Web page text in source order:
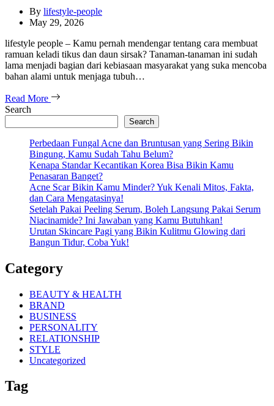
By lifestyle-people
May 29, 2026
lifestyle people – Kamu pernah mendengar tentang cara membuat
ramuan keladi tikus dan daun sirsak? Tanaman-tanaman ini sudah
lama menjadi bagian dari kebiasaan masyarakat yang suka mencoba
bahan alami untuk menjaga tubuh…
Read More
Search
Search
Perbedaan Fungal Acne dan Bruntusan yang Sering Bikin
Bingung, Kamu Sudah Tahu Belum?
Kenapa Standar Kecantikan Korea Bisa Bikin Kamu
Penasaran Banget?
Acne Scar Bikin Kamu Minder? Yuk Kenali Mitos, Fakta,
dan Cara Mengatasinya!
Setelah Pakai Peeling Serum, Boleh Langsung Pakai Serum
Niacinamide? Ini Jawaban yang Kamu Butuhkan!
Urutan Skincare Pagi yang Bikin Kulitmu Glowing dari
Bangun Tidur, Coba Yuk!
Category
BEAUTY & HEALTH
BRAND
BUSINESS
PERSONALITY
RELATIONSHIP
STYLE
Uncategorized
Tag